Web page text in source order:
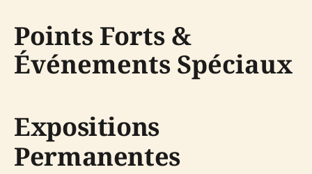
Points Forts &
Événements Spéciaux
Expositions
Permanentes